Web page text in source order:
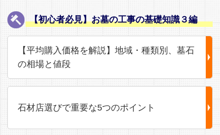
【初心者必見】お墓の工事の基礎知識３編
【平均購入価格を解説】地域・種類別、墓石
の相場と値段
石材店選びで重要な5つのポイント